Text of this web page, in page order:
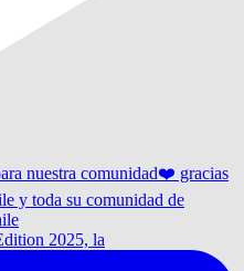
2025, la